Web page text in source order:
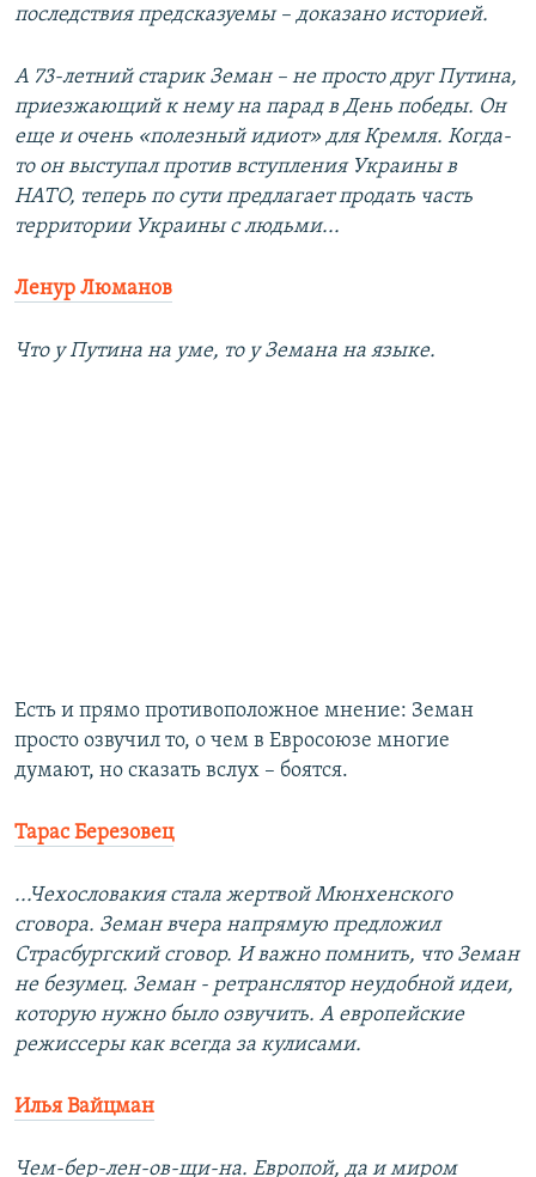
последствия предсказуемы – доказано историей.
А 73-летний старик Земан – не просто друг Путина,
приезжающий к нему на парад в День победы. Он
еще и очень «полезный идиот» для Кремля. Когда-
то он выступал против вступления Украины в
НАТО, теперь по сути предлагает продать часть
территории Украины с людьми...
Ленур Люманов
Что у Путина на уме, то у Земана на языке.
​Есть и прямо противоположное мнение: Земан
просто озвучил то, о чем в Евросоюзе многие
думают, но сказать вслух – боятся. ​
Тарас Березовец
...Чехословакия стала жертвой Мюнхенского
сговора. Земан вчера напрямую предложил
Страсбургский сговор. И важно помнить, что Земан
не безумец. Земан - ретранслятор неудобной идеи,
которую нужно было озвучить. А европейские
режиссеры как всегда за кулисами.
Илья Вайцман
Чем-бер-лен-ов-щи-на. Европой, да и миром